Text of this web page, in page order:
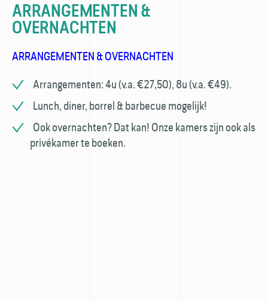
ARRANGEMENTEN &
OVERNACHTEN
ARRANGEMENTEN & OVERNACHTEN
Arrangementen: 4u (v.a. €27,50), 8u (v.a. €49).
Lunch, diner, borrel & barbecue mogelijk!
Ook overnachten? Dat kan! Onze kamers zijn ook als
privékamer te boeken.